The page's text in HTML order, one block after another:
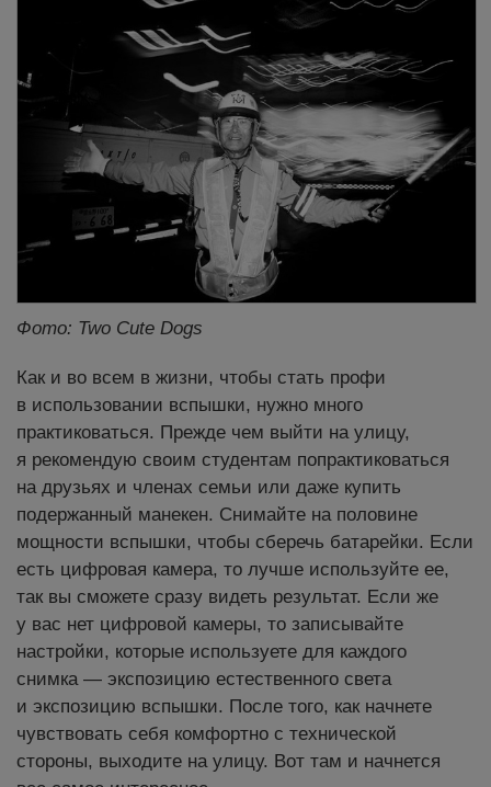
Фото: Two Cute Dogs
Как и во всем в жизни, чтобы стать профи
в использовании вспышки, нужно много
практиковаться. Прежде чем выйти на улицу,
я рекомендую своим студентам попрактиковаться
на друзьях и членах семьи или даже купить
подержанный манекен. Снимайте на половине
мощности вспышки, чтобы сберечь батарейки. Если
есть цифровая камера, то лучше используйте ее,
так вы сможете сразу видеть результат. Если же
у вас нет цифровой камеры, то записывайте
настройки, которые используете для каждого
снимка — экспозицию естественного света
и экспозицию вспышки. После того, как начнете
чувствовать себя комфортно с технической
стороны, выходите на улицу. Вот там и начнется